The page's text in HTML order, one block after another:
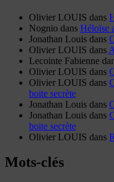
Olivier LOUIS dans
Nognio dans Héloïse
Jonathan Louis dans
Olivier LOUIS dans
Lecointe Fabienne
Olivier LOUIS dans
Olivier LOUIS dans
boite secrète
Jonathan Louis dans
Jonathan Louis dans
boite secrète
Olivier LOUIS dans
Mots-clés